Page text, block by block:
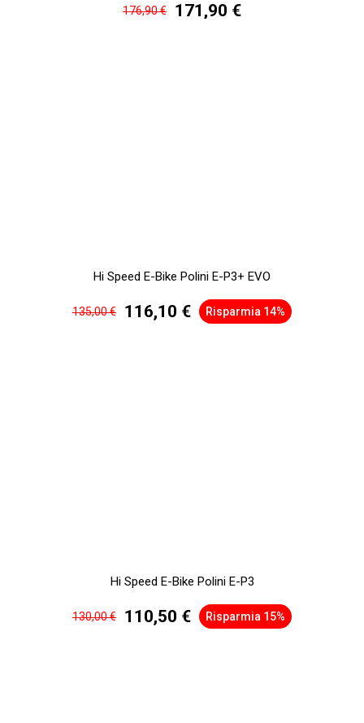
176,90 € 171,90 €
Hi Speed E-Bike Polini E-P3+ EVO
135,00 € 116,10 € Risparmia 14%
Hi Speed E-Bike Polini E-P3
130,00 € 110,50 € Risparmia 15%